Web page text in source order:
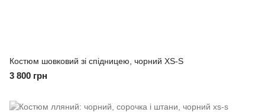
Костюм шовковий зі спідницею, чорний XS-S
3 800 грн